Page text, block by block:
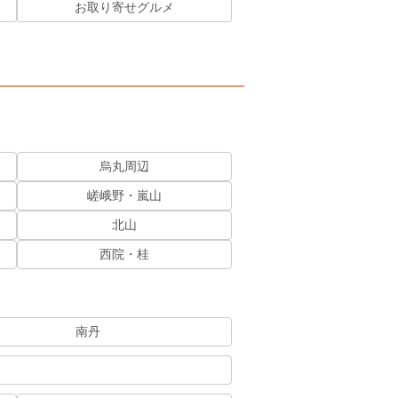
お取り寄せグルメ
烏丸周辺
嵯峨野・嵐山
北山
西院・桂
南丹